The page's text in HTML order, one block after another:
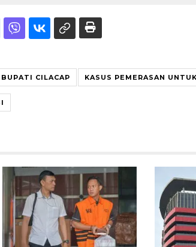
BUPATI CILACAP KASUS PEMERASAN